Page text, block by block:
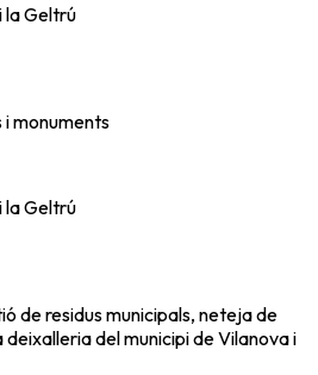
la Geltrú
monuments
la Geltrú
de residus municipals, neteja de
deixalleria del municipi de Vilanova i